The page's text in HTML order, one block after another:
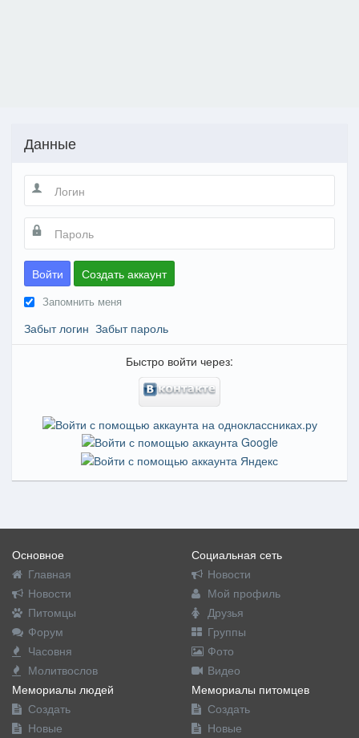
Данные
Войти Создать аккаунт
Запомнить меня
Забыт логин Забыт пароль
Быстро войти через:
Основное
Главная
Новости
Питомцы
Форум
Часовня
Молитвослов
Социальная сеть
Новости
Мой профиль
Друзья
Группы
Фото
Видео
Мемориалы людей
Создать
Новые
Мемориалы питомцев
Создать
Новые